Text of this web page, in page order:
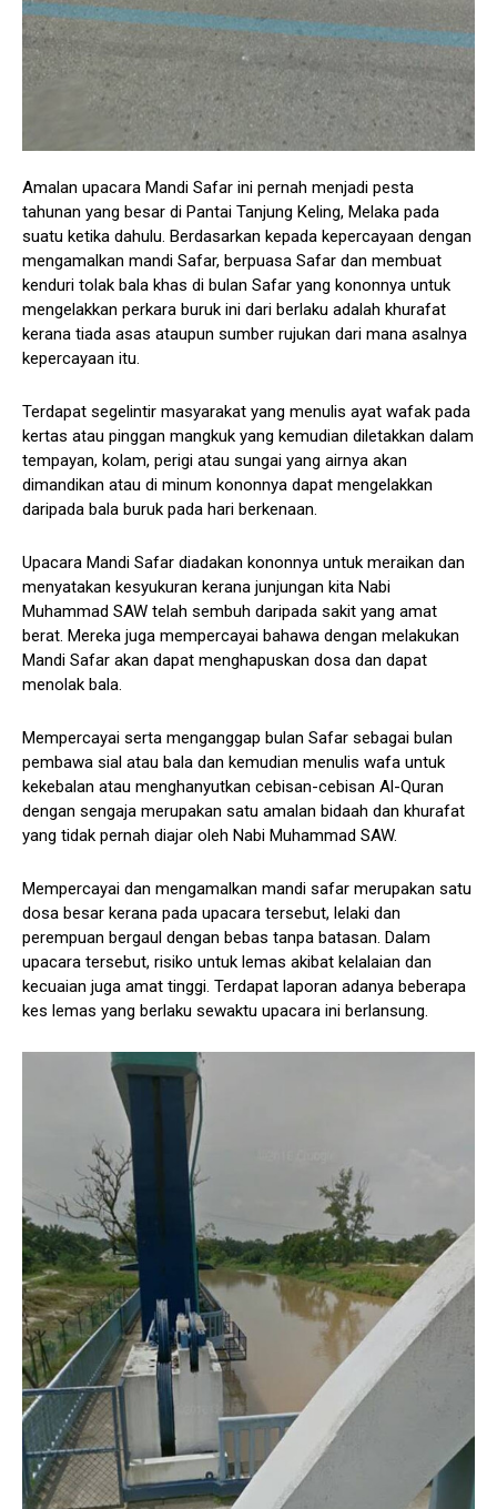
Amalan upacara Mandi Safar ini pernah menjadi pesta
tahunan yang besar di Pantai Tanjung Keling, Melaka pada
suatu ketika dahulu. Berdasarkan kepada kepercayaan dengan
mengamalkan mandi Safar, berpuasa Safar dan membuat
kenduri tolak bala khas di bulan Safar yang kononnya untuk
mengelakkan perkara buruk ini dari berlaku adalah khurafat
kerana tiada asas ataupun sumber rujukan dari mana asalnya
kepercayaan itu.
Terdapat segelintir masyarakat yang menulis ayat wafak pada
kertas atau pinggan mangkuk yang kemudian diletakkan dalam
tempayan, kolam, perigi atau sungai yang airnya akan
dimandikan atau di minum kononnya dapat mengelakkan
daripada bala buruk pada hari berkenaan.
Upacara Mandi Safar diadakan kononnya untuk meraikan dan
menyatakan kesyukuran kerana junjungan kita Nabi
Muhammad SAW telah sembuh daripada sakit yang amat
berat. Mereka juga mempercayai bahawa dengan melakukan
Mandi Safar akan dapat menghapuskan dosa dan dapat
menolak bala.
Mempercayai serta menganggap bulan Safar sebagai bulan
pembawa sial atau bala dan kemudian menulis wafa untuk
kekebalan atau menghanyutkan cebisan-cebisan Al-Quran
dengan sengaja merupakan satu amalan bidaah dan khurafat
yang tidak pernah diajar oleh Nabi Muhammad SAW.
Mempercayai dan mengamalkan mandi safar merupakan satu
dosa besar kerana pada upacara tersebut, lelaki dan
perempuan bergaul dengan bebas tanpa batasan. Dalam
upacara tersebut, risiko untuk lemas akibat kelalaian dan
kecuaian juga amat tinggi. Terdapat laporan adanya beberapa
kes lemas yang berlaku sewaktu upacara ini berlansung.